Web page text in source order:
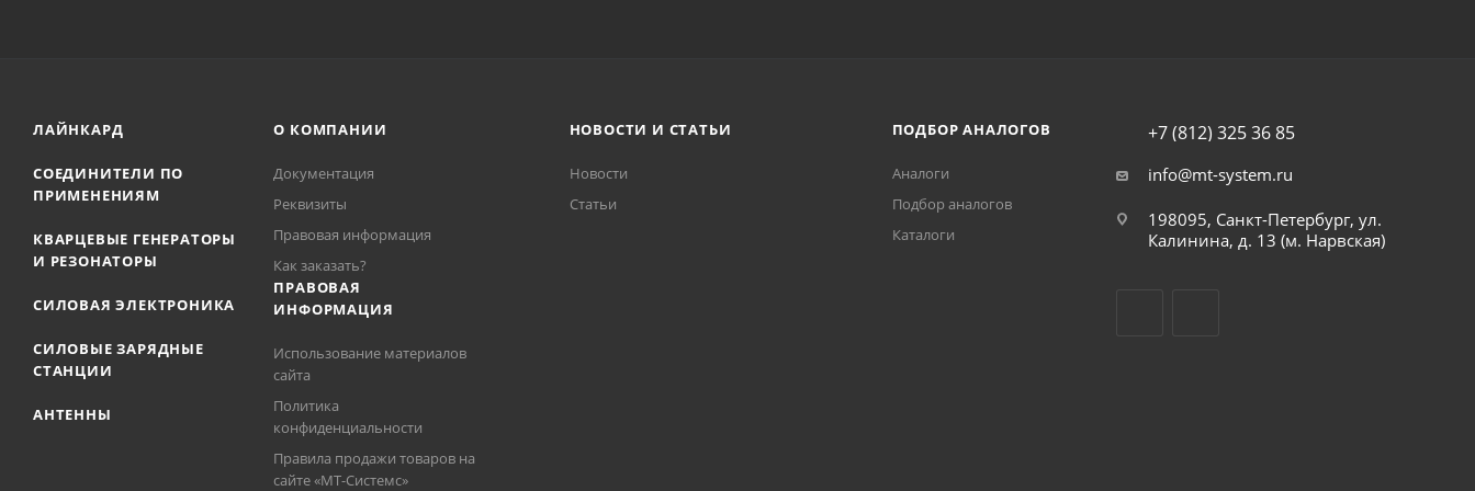
ЛАЙНКАРД
СОЕДИНИТЕЛИ ПО
ПРИМЕНЕНИЯМ
КВАРЦЕВЫЕ ГЕНЕРАТОРЫ
И РЕЗОНАТОРЫ
СИЛОВАЯ ЭЛЕКТРОНИКА
СИЛОВЫЕ ЗАРЯДНЫЕ
СТАНЦИИ
АНТЕННЫ
О КОМПАНИИ
Документация
Реквизиты
Правовая информация
Как заказать?
ПРАВОВАЯ
ИНФОРМАЦИЯ
Использование материалов
сайта
Политика
конфиденциальности
Правила продажи товаров на
сайте «МТ-Системс»
НОВОСТИ И СТАТЬИ
Новости
Статьи
ПОДБОР АНАЛОГОВ
Аналоги
Подбор аналогов
Каталоги
+7 (812) 325 36 85
info@mt-system.ru
198095, Санкт-Петербург, ул.
Калинина, д. 13 (м. Нарвская)